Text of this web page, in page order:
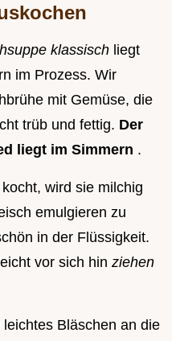
klassisch liegt
im Prozess. Wir
mit Gemüse, die
trüb und fettig. Der
liegt im Simmern .
wird sie milchig
emulgieren zu
in der Flüssigkeit.
vor sich hin ziehen
Bläschen an die